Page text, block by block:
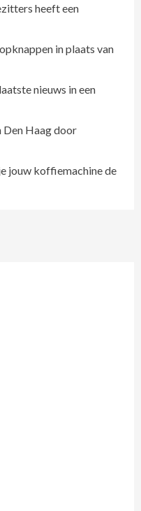
heeft een
in plaats van
nieuws in een
Haag door
jouw koffiemachine de